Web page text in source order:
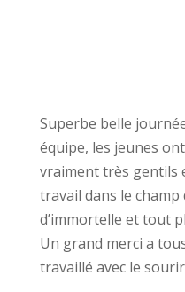
Superbe belle
équipe, les jeunes
vraiment très gentils
travail dans le champ
d’immortelle et tout
Un grand merci a
travaillé avec le